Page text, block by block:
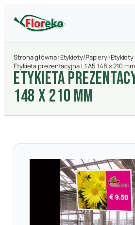
Strona główna›Etykiety/Papiery›
Etykieta prezentacyjna L1 A5 148 x 210 mm
ETYKIETA
148 X 210 MM